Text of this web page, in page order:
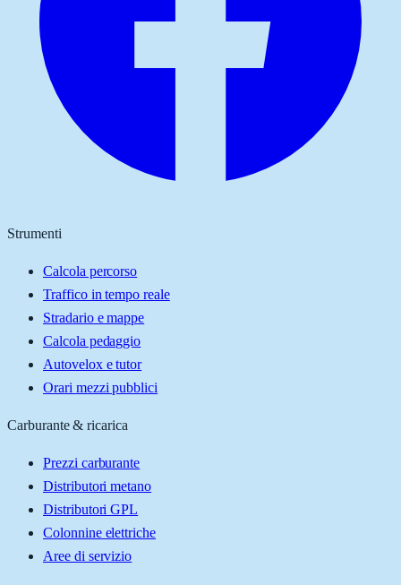
Strumenti
Calcola percorso
Traffico in tempo reale
Stradario e mappe
Calcola pedaggio
Autovelox e tutor
Orari mezzi pubblici
Carburante & ricarica
Prezzi carburante
Distributori metano
Distributori GPL
Colonnine elettriche
Aree di servizio